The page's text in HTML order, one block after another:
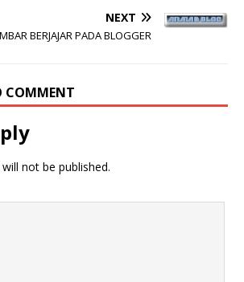
NEXT
BERJAJAR PADA BLOGGER
COMMENT
not be published.